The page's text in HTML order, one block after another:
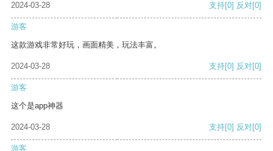
2024-03-28 支持[0] 反对[0]
游客
这款游戏非常好玩，画面精美，玩法丰富。
2024-03-28 支持[0] 反对[0]
游客
这个是app神器
2024-03-28 支持[0] 反对[0]
游客